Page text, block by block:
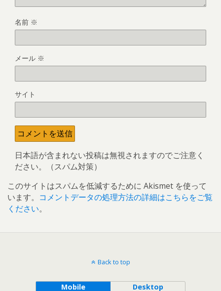
名前 ※
メール ※
サイト
日本語が含まれない投稿は無視されますのでご注意く
ださい。（スパム対策）
このサイトはスパムを低減するために Akismet を使って
います。 コメントデータの処理方法の詳細はこちらをご覧
ください。
Back to top
Mobile Desktop